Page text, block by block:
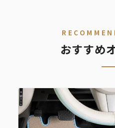
おすすめ